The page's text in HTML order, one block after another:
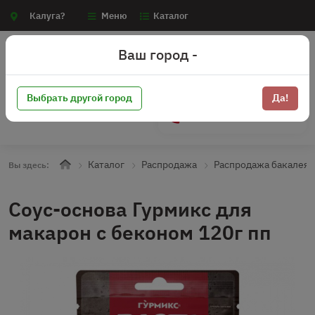
Калуга? Меню Каталог
Вы здесь: Каталог Распродажа Распродажа бакалея
Соус-основа Гурмикс для
макарон с беконом 120г пп
Ваш город -
Выбрать другой город Да!